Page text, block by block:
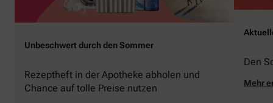
Unbeschwert durch den Sommer
Rezeptheft in der Apotheke abholen und
Chance auf tolle Preise nutzen
Den
Mehr